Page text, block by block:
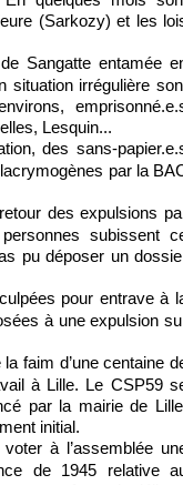
(Sarkozy) et les
Sangatte entamée
situation irrégulière
Lesquin...
des sans-
par la
des expulsions
subissent
pu déposer un
pour entrave à
à une expulsion
faim d’une centaine
à Lille. Le CSP59
par la mairie de
initial.
à l’assemblée
de 1945 relative